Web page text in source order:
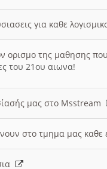
για καθε
ορισμο της μαθησης
του 21ου αιωνα!
μας στο Msstream
στο τμημα μας